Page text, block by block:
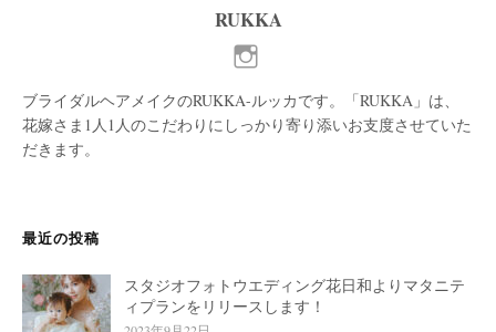
RUKKA
ブライダルヘアメイクのRUKKA-ルッカです。「RUKKA」は、
花嫁さま1人1人のこだわりにしっかり寄り添いお支度させていた
だきます。
最近の投稿
スタジオフォトウエディング花日和よりマタニテ
ィプランをリリースします！